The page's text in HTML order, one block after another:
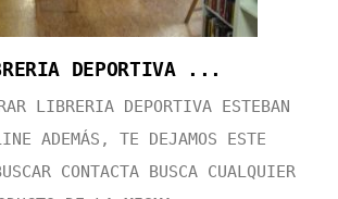
DEPORTIVA ...
LIBRERIA DEPORTIVA ESTEBAN
ADEMÁS, TE DEJAMOS ESTE
CONTACTA BUSCA CUALQUIER